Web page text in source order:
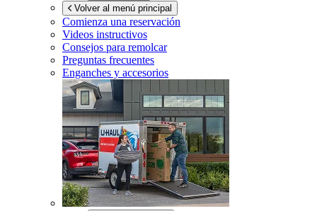
Volver al menú principal
Comienza una reservación
Videos instructivos
Consejos para remolcar
Preguntas frecuentes
Enganches y accesorios